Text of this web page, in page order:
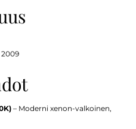
– Moderni xenon-valkoinen,